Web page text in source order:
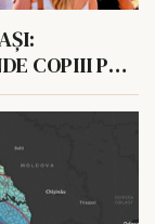
COPIII POT